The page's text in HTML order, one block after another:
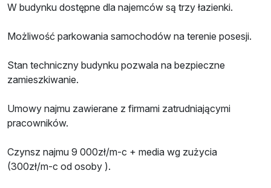
W budynku dostępne dla najemców są trzy łazienki.
Możliwość parkowania samochodów na terenie posesji.
Stan techniczny budynku pozwala na bezpieczne
zamieszkiwanie.
Umowy najmu zawierane z firmami zatrudniającymi
pracowników.
Czynsz najmu 9 000zł/m-c + media wg zużycia
(300zł/m-c od osoby ).